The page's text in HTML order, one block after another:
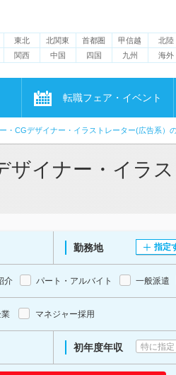
東北 北関東 首都圏 甲信越
北陸
関西 中国 四国 九州 海外
転職フェア・イベント
・CGデザイナー・イラストレーター(広告系）
イナー・イラ
勤務地 指定
介 パート・アルバイト 一般派遣
マネジャー採用
初年度年収 特に指